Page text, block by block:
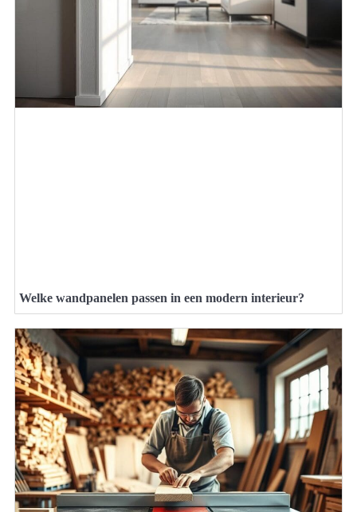
Welke wandpanelen passen in een modern interieur?